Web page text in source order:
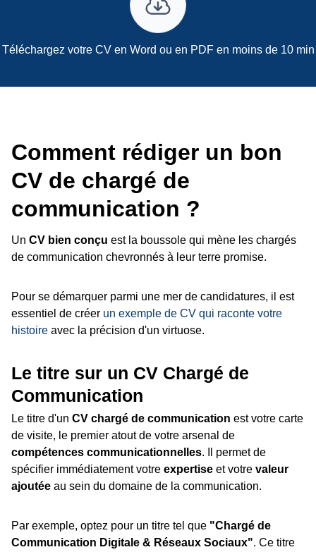
Téléchargez votre CV en Word ou en PDF en moins de 10 min
Comment rédiger un bon
CV de chargé de
communication ?
Un CV bien conçu est la boussole qui mène les chargés
de communication chevronnés à leur terre promise.
Pour se démarquer parmi une mer de candidatures, il est
essentiel de créer un exemple de CV qui raconte votre
histoire avec la précision d'un virtuose.
Le titre sur un CV Chargé de
Communication
Le titre d'un CV chargé de communication est votre carte
de visite, le premier atout de votre arsenal de
compétences communicationnelles. Il permet de
spécifier immédiatement votre expertise et votre valeur
ajoutée au sein du domaine de la communication.
Par exemple, optez pour un titre tel que "Chargé de
Communication Digitale & Réseaux Sociaux". Ce titre